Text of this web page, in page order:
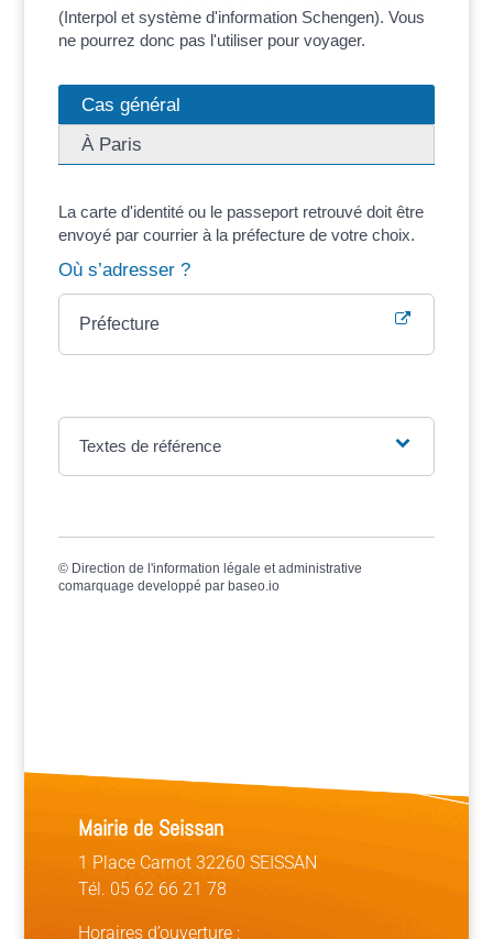
(Interpol et système d'information Schengen). Vous
ne pourrez donc pas l'utiliser pour voyager.
Cas général
À Paris
La carte d'identité ou le passeport retrouvé doit être
envoyé par courrier à la préfecture de votre choix.
Où s’adresser ?
Préfecture
Textes de référence
© Direction de l'information légale et administrative
comarquage developpé par baseo.io
Mairie de Seissan
1 Place Carnot 32260 SEISSAN
Tél. 05 62 66 21 78
Horaires d’ouverture :